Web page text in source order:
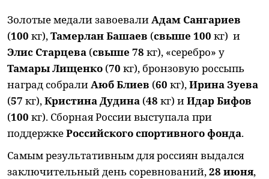
Золотые медали завоевалиАдам Сангариев
(100 кг),Тамерлан Башаев (свыше 100 кг) и
Элис Старцева (свыше 78 кг), «серебро» у
Тамары Лищенко (70 кг), бронзовую россыпь
наград собралиАюб Блиев (60 кг),Ирина Зуева
(57 кг),Кристина Дудина (48 кг) иИдар Бифов
(100 кг). Сборная России выступала при
поддержкеРоссийского спортивного фонда.
Самым результативным для россиян выдался
заключительный день соревнований,28 июня,